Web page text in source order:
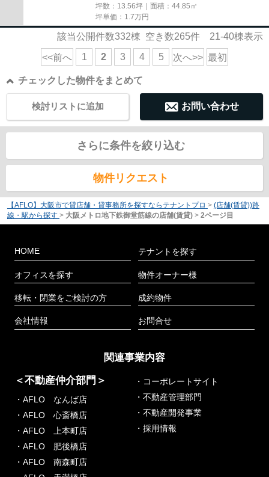
坪数：13.56坪｜面積：44.85㎡
坪単価： 1.7万円
該当公開件数332棟 空き数265件 21-40棟表示
<<前へ 1 2 3 4 5 次へ>> 最初
チェックした物件をまとめて
お問い合わせ
検討リストに追加
さらに条件を絞り込む
物件リクエスト
【AFLO】大阪市で貸店舗・貸事務所を探すならテナントプロ > (店舗(賃貸))路
線・駅から探す > 大阪メトロ地下鉄御堂筋線の店舗(賃貸) > 2ページ目
HOME
オフィスを探す
移転・閉業をご検討の方
会社情報
テナントを探す
物件オーナー様
成約物件
お問合せ
関連事業内容
＜不動産仲介部門＞
・AFLO なんば店
・AFLO 心斎橋店
・AFLO 上本町店
・AFLO 肥後橋店
・AFLO 南森町店
・コーポレートサイト
・不動産管理部門
・不動産開発事業
・採用情報